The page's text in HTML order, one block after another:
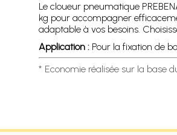
Le cloueur pneumatique
kg pour accompagner
adaptable à vos besoins.
Application :Pour la fixation de
* Economie réalisée sur la base